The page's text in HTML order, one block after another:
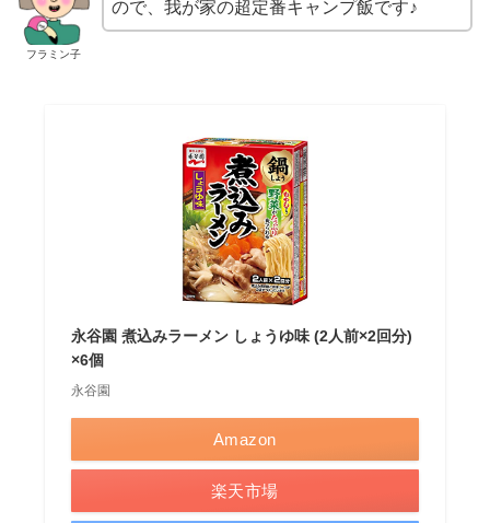
フラミン子
ので、我が家の超定番キャンプ飯です♪
永谷園 煮込みラーメン しょうゆ味 (2人前×2回分)
×6個
永谷園
Amazon
楽天市場